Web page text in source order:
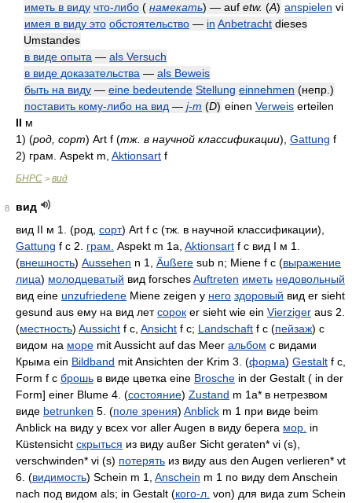
иметь в виду что-либо ( намекать) — auf etw. (A) anspielen vi
имея в виду это обстоятельство — in Anbetracht dieses
Umstandes
в виде опыта — als Versuch
в виде доказательства — als Beweis
быть на виду — eine bedeutende Stellung einnehmen (непр.)
поставить кому-либо на вид — j-m (D) einen Verweis erteilen
II м
1) (род, сорт) Art f (тж. в научной классификации) Gattung f
2) грам. Aspekt m, Aktionsart f
БНРС > вид
8
вид
вид II м 1. (род, сорт) Art f c (тж. в научной классификации),
Gattung f c 2. грам. Aspekt m 1a, Aktionsart f c вид I м 1.
(внешность) Aussehen n 1, Äußere sub n; Miene f c (выражение
лица) молодцеватый вид forschesAuftreten иметь недовольный
вид eine unzufriedene Miene zeigen у него здоровый вид er sieht
gesund aus ему на вид летсорок er sieht wie ein Vierziger aus 2.
(местность) Aussicht f c, Ansicht f c; Landschaft f c (пейзаж) с
видом на море mit Aussicht auf das Meer альбом с видами
Крыма ein Bildband mit Ansichten der Krim 3. (форма) Gestalt f c,
Form f c брошь в виде цветка eine Brosche in der Gestalt ( in der
Form] einer Blume 4. (состояние) Zustand m 1a* в нетрезвом
виде betrunken 5. (поле зрения) Anblick m 1 при виде beim
Anblick на виду у всех vor aller Augen в виду берега мор. in
Küstensicht скрыться из виду außer Sicht geraten* vi (s),
verschwinden* vi (s) потерять из виду aus den Augen verlieren* vt
6. (видимость) Schein m 1, Anschein m 1 по виду dem Anschein
nach под видом als; in Gestalt (кого-л. von) для вида zum Schein